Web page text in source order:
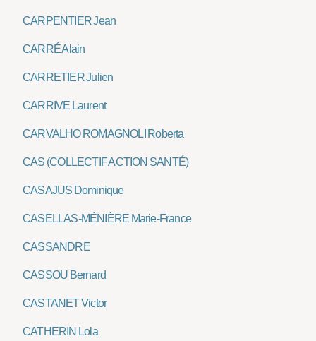
CARPENTIER Jean
CARRÉ Alain
CARRETIER Julien
CARRIVE Laurent
CARVALHO ROMAGNOLI Roberta
CAS (COLLECTIF ACTION SANTÉ)
CASAJUS Dominique
CASELLAS-MÉNIÈRE Marie-France
CASSANDRE
CASSOU Bernard
CASTANET Victor
CATHERIN Lola